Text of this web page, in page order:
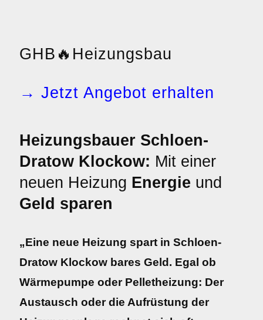
GHB 🔥 Heizungsbau
→ Jetzt Angebot erhalten
Heizungsbauer Schloen-
Dratow Klockow: Mit einer
neuen Heizung Energie und
Geld sparen
„Eine neue Heizung spart in Schloen-
Dratow Klockow bares Geld. Egal ob
Wärmepumpe oder Pelletheizung: Der
Austausch oder die Aufrüstung der